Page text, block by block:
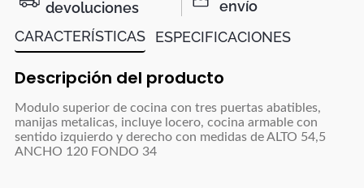
devoluciones
envío
CARACTERÍSTICAS
ESPECIFICACIONES
Descripción del producto
Modulo superior de cocina con tres puertas abatibles,
manijas metalicas, incluye locero, cocina armable con
sentido izquierdo y derecho con medidas de ALTO 54,5
ANCHO 120 FONDO 34